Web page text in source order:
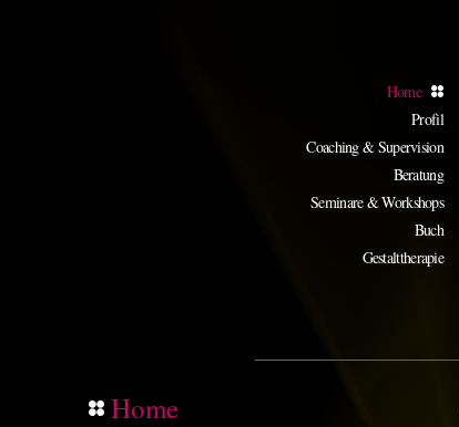
Home
Profil
Coaching & Supervision
Beratung
Seminare & Workshops
Buch
Gestalttherapie
Home